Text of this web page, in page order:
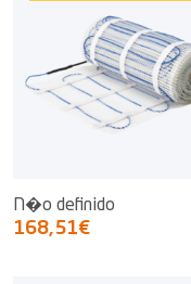
N�o definido
168,51€